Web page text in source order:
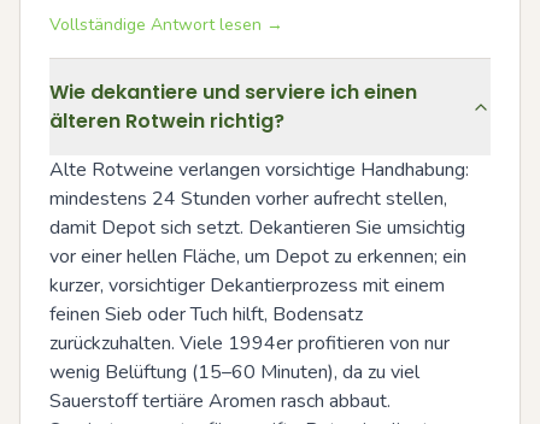
Vollständige Antwort lesen →
Wie dekantiere und serviere ich einen
älteren Rotwein richtig?
Alte Rotweine verlangen vorsichtige Handhabung:
mindestens 24 Stunden vorher aufrecht stellen,
damit Depot sich setzt. Dekantieren Sie umsichtig
vor einer hellen Fläche, um Depot zu erkennen; ein
kurzer, vorsichtiger Dekantierprozess mit einem
feinen Sieb oder Tuch hilft, Bodensatz
zurückzuhalten. Viele 1994er profitieren von nur
wenig Belüftung (15–60 Minuten), da zu viel
Sauerstoff tertiäre Aromen rasch abbaut.